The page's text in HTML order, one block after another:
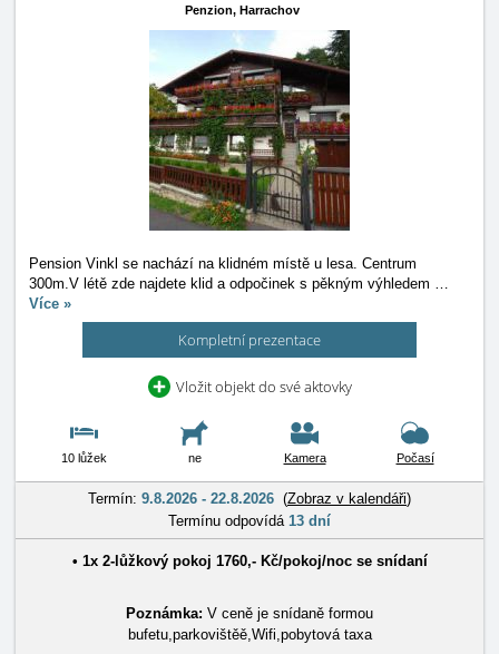
Penzion, Harrachov
Pension Vinkl se nachází na klidném místě u lesa. Centrum
300m.V létě zde najdete klid a odpočinek s pěkným výhledem …
Více »
Kompletní prezentace
Vložit objekt do své aktovky
10 lůžek ne Kamera Počasí
Termín: 9.8.2026 - 22.8.2026 (Zobraz v kalendáři)
Termínu odpovídá 13 dní
• 1x 2-lůžkový pokoj 1760,- Kč/pokoj/nocse snídaní
Poznámka: V ceně je snídaně formou
bufetu,parkovištěě,Wifi,pobytová taxa